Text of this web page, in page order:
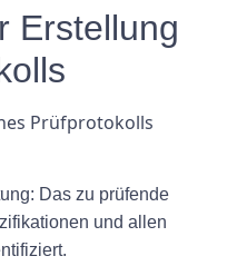
Erstellung
Prüfprotokolls
Das zu prüfende
und allen